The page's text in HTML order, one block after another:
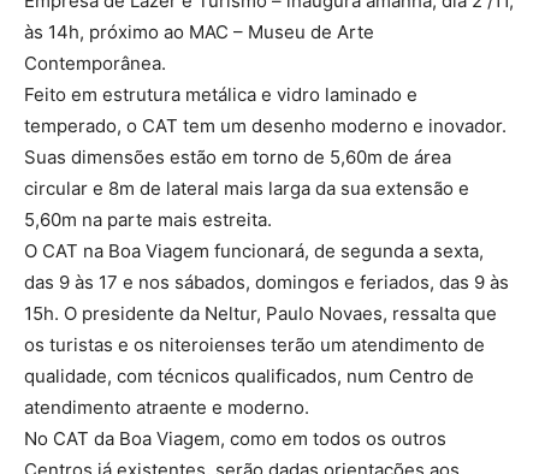
às 14h, próximo ao MAC – Museu de Arte
Contemporânea.
Feito em estrutura metálica e vidro laminado e
temperado, o CAT tem um desenho moderno e inovador.
Suas dimensões estão em torno de 5,60m de área
circular e 8m de lateral mais larga da sua extensão e
5,60m na parte mais estreita.
O CAT na Boa Viagem funcionará, de segunda a sexta,
das 9 às 17 e nos sábados, domingos e feriados, das 9 às
15h. O presidente da Neltur, Paulo Novaes, ressalta que
os turistas e os niteroienses terão um atendimento de
qualidade, com técnicos qualificados, num Centro de
atendimento atraente e moderno.
No CAT da Boa Viagem, como em todos os outros
Centros já existentes, serão dadas orientações aos